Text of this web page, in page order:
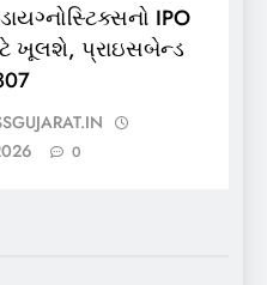
IPO
ખૂલશે, પ્રાઇસબેન્ડ
0